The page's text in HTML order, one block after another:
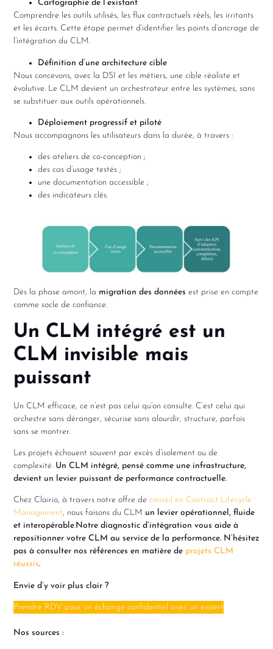
Cartographie de l’existant
Comprendre les outils utilisés, les flux contractuels réels, les irritants
et les écarts. Cette étape permet d’identifier les points d’ancrage de
l’intégration du CLM.
Définition d’une architecture cible
Nous concevons, avec la DSI et les métiers, une cible réaliste et
évolutive. Le CLM devient un orchestrateur entre les systèmes, sans
se substituer aux outils opérationnels.
Déploiement progressif et piloté
Nous accompagnons les utilisateurs dans la durée, à travers :
des ateliers de co-conception ;
des cas d’usage testés ;
une documentation accessible ;
des indicateurs clés.
Dès la phase amont, la migration des données est prise en compte
comme socle de confiance.
Un CLM intégré est un
CLM invisible mais
puissant
Un CLM efficace, ce n’est pas celui qu’on consulte. C’est celui qui
orchestre sans déranger, sécurise sans alourdir, structure, parfois
sans se montrer.
Les projets échouent souvent par excès d’isolement ou de
complexité. Un CLM intégré, pensé comme une infrastructure,
devient un levier puissant de performance contractuelle.
Chez Clairio, à travers notre offre deconseil en Contract Lifecycle
Management, nous faisons du CLM un levier opérationnel, fluide
et interopérable.Notre diagnostic d’intégration vous aide à
repositionner votre CLM au service de la performance. N’hésitez
pas à consulter nos références en matière de projets CLM
réussis.
Envie d’y voir plus clair ?
Prendre RDV pour un échange confidentiel avec un expert
Nos sources :